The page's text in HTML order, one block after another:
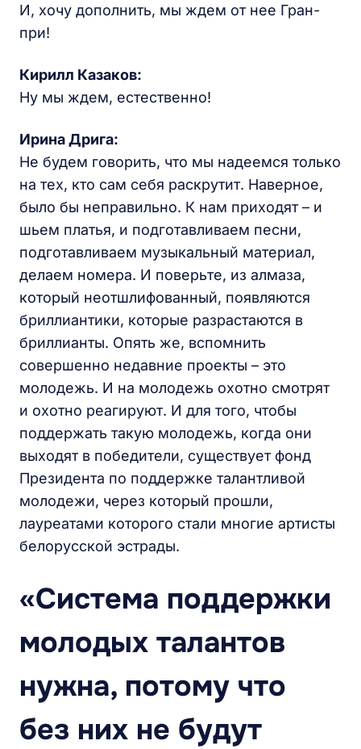
И, хочу дополнить, мы ждем от нее Гран-
при!
Кирилл Казаков:
Ну мы ждем, естественно!
Ирина Дрига:
Не будем говорить, что мы надеемся только
на тех, кто сам себя раскрутит. Наверное,
было бы неправильно. К нам приходят – и
шьем платья, и подготавливаем песни,
подготавливаем музыкальный материал,
делаем номера. И поверьте, из алмаза,
который неотшлифованный, появляются
бриллиантики, которые разрастаются в
бриллианты. Опять же, вспомнить
совершенно недавние проекты – это
молодежь. И на молодежь охотно смотрят
и охотно реагируют. И для того, чтобы
поддержать такую молодежь, когда они
выходят в победители, существует фонд
Президента по поддержке талантливой
молодежи, через который прошли,
лауреатами которого стали многие артисты
белорусской эстрады.
«Система поддержки
молодых талантов
нужна, потому что
без них не будут